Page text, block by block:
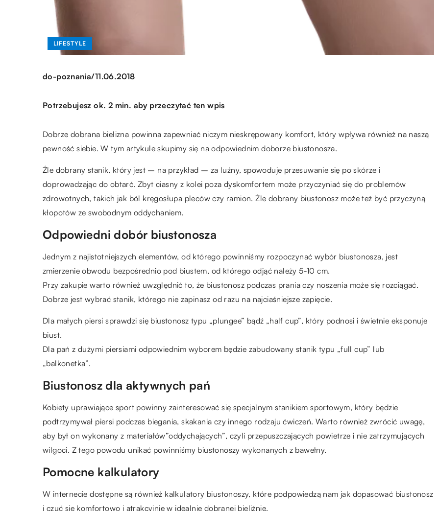
LIFESTYLE
do-poznania/11.06.2018
Potrzebujesz ok. 2 min. aby przeczytać ten wpis
Dobrze dobrana bielizna powinna zapewniać niczym nieskrępowany komfort, który wpływa również na naszą
pewność siebie. W tym artykule skupimy się na odpowiednim doborze biustonosza.
Źle dobrany stanik, który jest – na przykład – za luźny, spowoduje przesuwanie się po skórze i
doprowadzając do obtarć. Zbyt ciasny z kolei poza dyskomfortem może przyczyniać się do problemów
zdrowotnych, takich jak ból kręgosłupa pleców czy ramion. Źle dobrany biustonosz może też być przyczyną
kłopotów ze swobodnym oddychaniem.
Odpowiedni dobór biustonosza
Jednym z najistotniejszych elementów, od którego powinniśmy rozpoczynać wybór biustonosza, jest
zmierzenie obwodu bezpośrednio pod biustem, od którego odjąć należy 5-10 cm.
Przy zakupie warto również uwzględnić to, że biustonosz podczas prania czy noszenia może się rozciągać.
Dobrze jest wybrać stanik, którego nie zapinasz od razu na najciaśniejsze zapięcie.
Dla małych piersi sprawdzi się biustonosz typu „plungee” bądź „half cup”, który podnosi i świetnie eksponuje
biust.
Dla pań z dużymi piersiami odpowiednim wyborem będzie zabudowany stanik typu „full cup” lub
„balkonetka”.
Biustonosz dla aktywnych pań
Kobiety uprawiające sport powinny zainteresować się specjalnym stanikiem sportowym, który będzie
podtrzymywał piersi podczas biegania, skakania czy innego rodzaju ćwiczeń. Warto również zwrócić uwagę,
aby był on wykonany z materiałów”oddychających”, czyli przepuszczających powietrze i nie zatrzymujących
wilgoci. Z tego powodu unikać powinniśmy biustonoszy wykonanych z bawełny.
Pomocne kalkulatory
W internecie dostępne są również kalkulatory biustonoszy, które podpowiedzą nam jak dopasować biustonosz
i czuć się komfortowo i atrakcyjnie w idealnie dobranej bieliźnie.